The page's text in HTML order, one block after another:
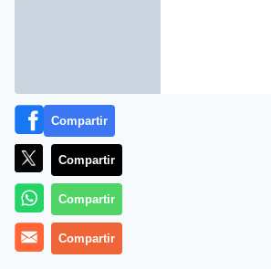
Compartir
Compartir
Compartir
Compartir